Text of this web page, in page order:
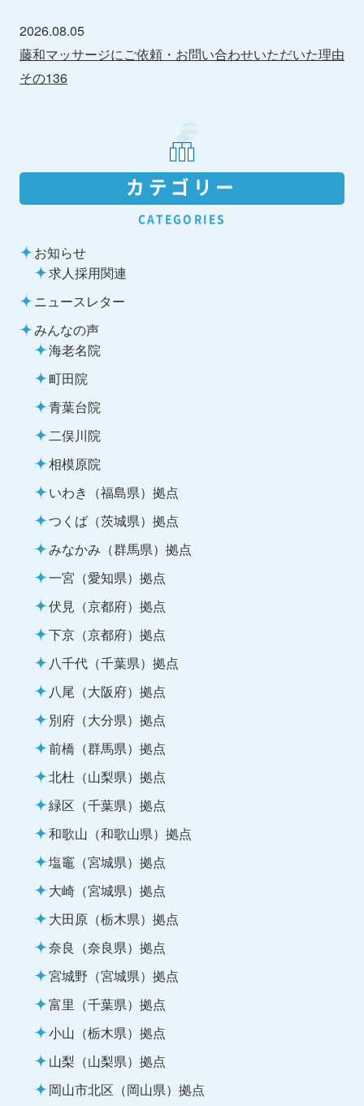
2026.08.05
藤和マッサージにご依頼・お問い合わせいただいた理由
その136
カテゴリー
CATEGORIES
お知らせ
求人採用関連
ニュースレター
みんなの声
海老名院
町田院
青葉台院
二俣川院
相模原院
いわき（福島県）拠点
つくば（茨城県）拠点
みなかみ（群馬県）拠点
一宮（愛知県）拠点
伏見（京都府）拠点
下京（京都府）拠点
八千代（千葉県）拠点
八尾（大阪府）拠点
別府（大分県）拠点
前橋（群馬県）拠点
北杜（山梨県）拠点
緑区（千葉県）拠点
和歌山（和歌山県）拠点
塩竈（宮城県）拠点
大崎（宮城県）拠点
大田原（栃木県）拠点
奈良（奈良県）拠点
宮城野（宮城県）拠点
富里（千葉県）拠点
小山（栃木県）拠点
山梨（山梨県）拠点
岡山市北区（岡山県）拠点